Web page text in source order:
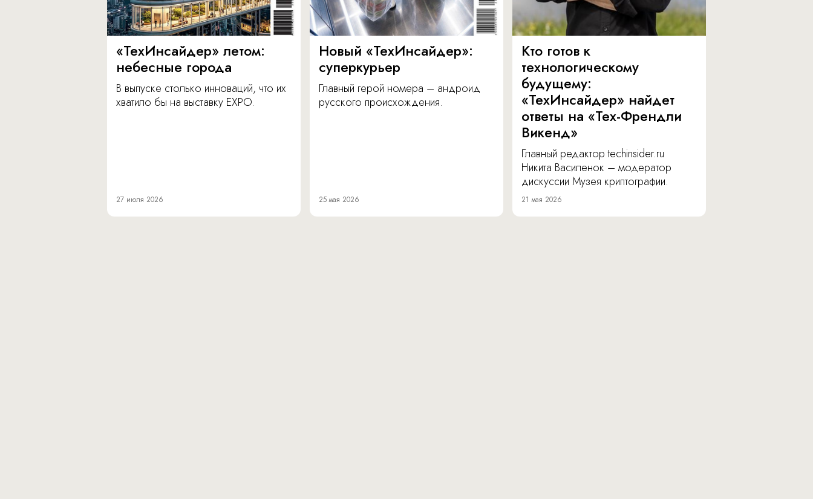
«ТехИнсайдер» летом:
небесные города
В выпуске столько инноваций, что их
хватило бы на выставку EXPO.
27 июля 2026
Новый «ТехИнсайдер»:
суперкурьер
Главный герой номера – андроид
русского происхождения.
25 мая 2026
Кто готов к
технологическому
будущему:
«ТехИнсайдер» найдет
ответы на «Тех-Френдли
Викенд»
Главный редактор techinsider.ru
Никита Василенок – модератор
дискуссии Музея криптографии.
21 мая 2026